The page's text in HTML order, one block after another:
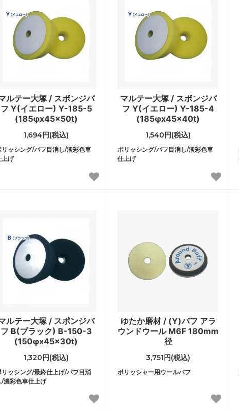
ルテー大塚 / スポンジバ
フ Y(イエロー) Y-185-5
(185φx45x50t)
1,694円(税込)
リッシング/バフ目消し/淡彩色車
上げ
マルテー大塚 / スポンジバ
フ Y(イエロー) Y-185-4
(185φx45x40t)
1,540円(税込)
ポリッシング/バフ目消し/淡彩色車
仕上げ
ルテー大塚 / スポンジバ
フ B(ブラック) B-150-3
(150φx45x30t)
1,320円(税込)
リッシング/最終仕上げ/バフ目消
/濃彩色車仕上げ
ゆたか磨材 / (Y)バフ アラ
ウンドウール M6F 180mm
径
3,751円(税込)
ポリッシャー用ウールバフ